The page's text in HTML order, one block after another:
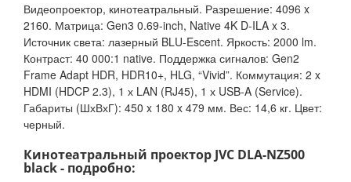
Видеопроектор, кинотеатральный. Разрешение: 4096 x
2160. Матрица: Gen3 0.69-inch, Native 4K D-ILA x 3.
Источник света: лазерный BLU-Escent. Яркость: 2000 lm.
Контраст: 40 000:1 native. Поддержка сигналов: Gen2
Frame Adapt HDR, HDR10+, HLG, “Vivid”. Коммутация: 2 x
HDMI (HDCP 2.3), 1 х LAN (RJ45), 1 х USB-A (Service).
Габариты (ШхВхГ): 450 x 180 x 479 мм. Вес: 14,6 кг. Цвет:
черный.
Кинотеатральный проектор JVC DLA-NZ500
black - подробно: